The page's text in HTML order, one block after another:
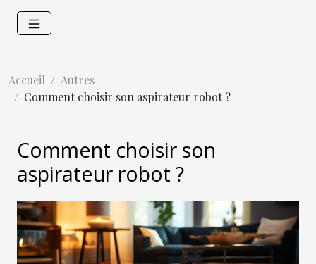
Accueil
Autres
Comment choisir son aspirateur robot ?
Comment choisir son
aspirateur robot ?